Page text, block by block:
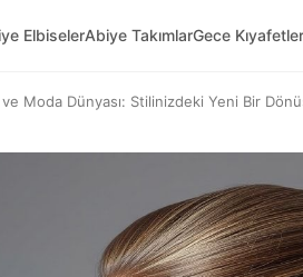
ElbiselerAbiye TakımlarGece
ve Moda Dünyası: Stilinizdeki Yeni Bir